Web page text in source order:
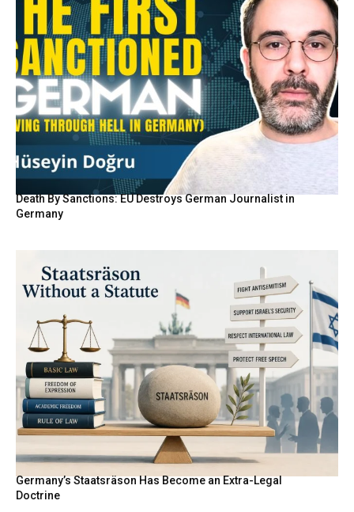
Death By Sanctions: EU Destroys German Journalist in
Germany
Germany’s Staatsräson Has Become an Extra-Legal
Doctrine